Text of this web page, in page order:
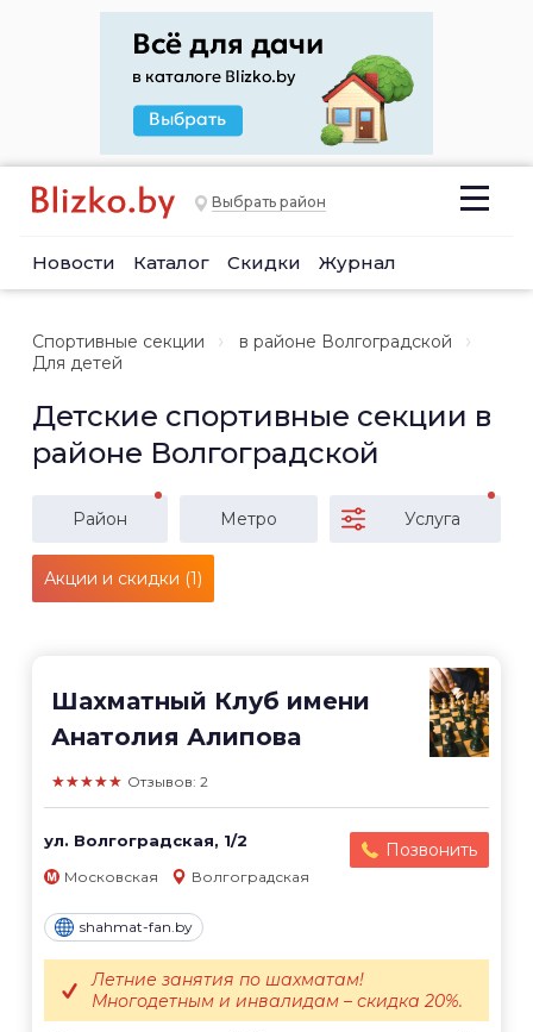
Выбрать район
Новости Каталог Скидки Журнал
Спортивные секции
в районе Волгоградской
Для детей
Детские спортивные секции в
районе Волгоградской
Район Метро Услуга
Акции и скидки (1)
Шахматный Клуб имени
Анатолия Алипова
★★★★★ Отзывов: 2
ул. Волгоградская, 1/2 Позвонить
Московская Волгоградская
shahmat-fan.by
Летние занятия по шахматам!
Многодетным и инвалидам – скидка 20%.